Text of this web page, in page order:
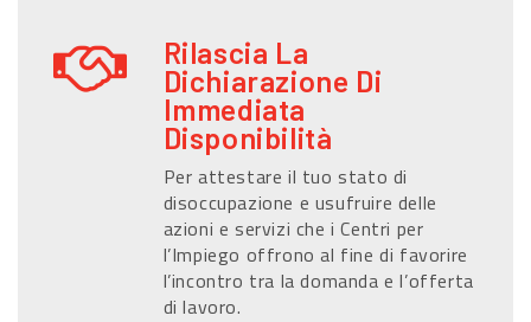
Rilascia La
Dichiarazione Di
Immediata
Disponibilità
Per attestare il tuo stato di
disoccupazione e usufruire delle
azioni e servizi che i Centri per
l’Impiego offrono al fine di favorire
l’incontro tra la domanda e l’offerta
di lavoro.